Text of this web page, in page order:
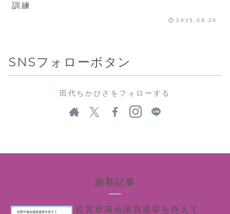
訓練
2025.09.20
SNSフォローボタン
田代ちかひさをフォローする
新着記事
佐賀市議会議員選挙を終えて